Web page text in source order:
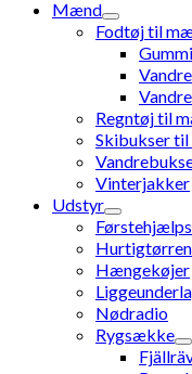
Mænd
Fodtøj til
Regntøj til
Skibukser
Vinterjakker
Udstyr
Hængekøjer
Nødradio
Rygsække